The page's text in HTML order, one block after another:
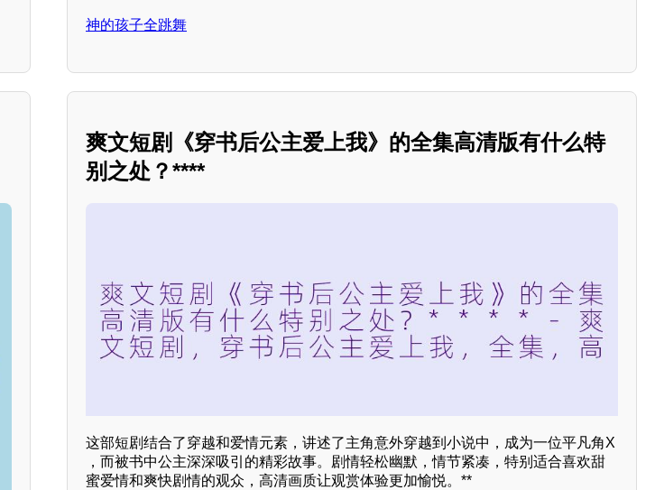
神的孩子全跳舞
爽文短剧《穿书后公主爱上我》的全集高清版有什么特
别之处？****
这部短剧结合了穿越和爱情元素，讲述了主角意外穿越到小说中，成为一位平凡角X
，而被书中公主深深吸引的精彩故事。剧情轻松幽默，情节紧凑，特别适合喜欢甜
蜜爱情和爽快剧情的观众，高清画质让观赏体验更加愉悦。**